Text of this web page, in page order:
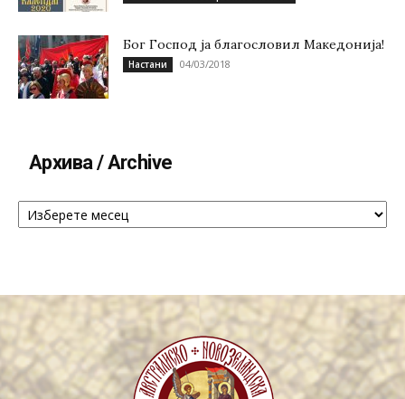
Бог Господ ја благословил Македонија!
Настани 04/03/2018
Архива / Archive
Архива